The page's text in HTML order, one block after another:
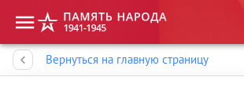
Вернуться на главную страницу
Память народа